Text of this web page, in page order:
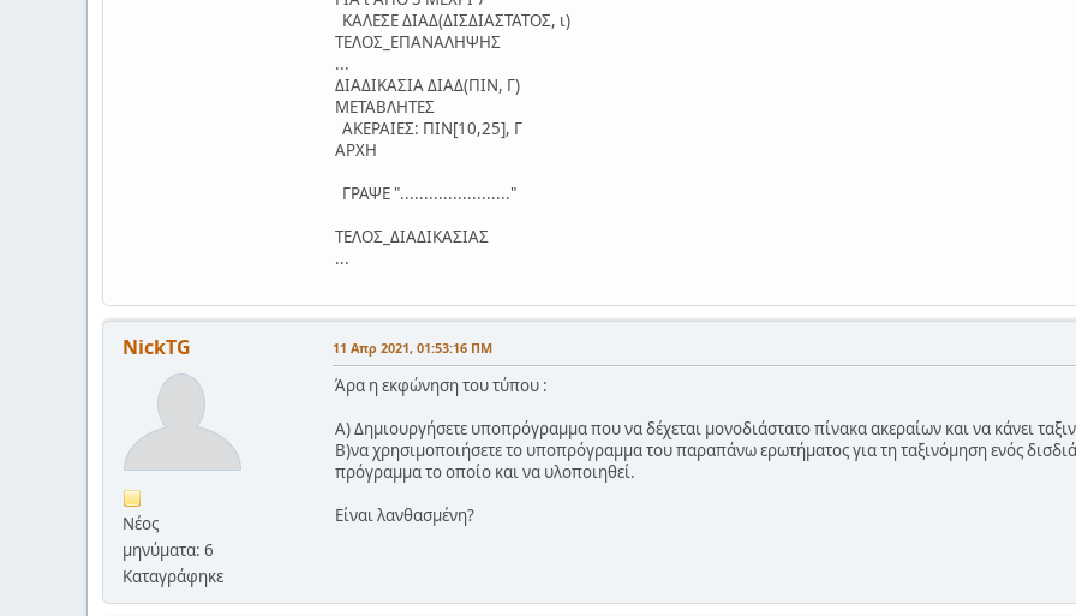
ΚΑΛΕΣΕ ΔΙΑΔ(ΔΙΣΔΙΑΣΤΑΤΟΣ, ι)
ΤΕΛΟΣ_ΕΠΑΝΑΛΗΨΗΣ
...
ΔΙΑΔΙΚΑΣΙΑ ΔΙΑΔ(ΠΙΝ, Γ)
ΜΕΤΑΒΛΗΤΕΣ
ΑΚΕΡΑΙΕΣ: ΠΙΝ[10,25], Γ
ΑΡΧΗ
ΓΡΑΨΕ "......................."
ΤΕΛΟΣ_ΔΙΑΔΙΚΑΣΙΑΣ
...
NickTG
Νέος
μηνύματα: 6
Καταγράφηκε
11 Απρ 2021, 01:53:16 ΠΜ
Άρα η εκφώνηση του τύπου :
Α) Δημιουργήσετε υποπρόγραμμα που να δέχεται μονοδιάστατο πίνακα ακεραίων και να κάνει
Β)να χρησιμοποιήσετε το υποπρόγραμμα του παραπάνω ερωτήματος για τη ταξινόμηση ενός
πρόγραμμα το οποίο και να υλοποιηθεί.
Είναι λανθασμένη?